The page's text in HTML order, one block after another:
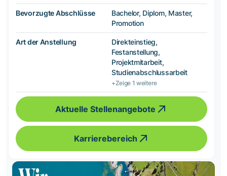
Bevorzugte Abschlüsse
Bachelor, Diplom, Master,
Promotion
Art der Anstellung
Direkteinstieg,
Festanstellung,
Projektmitarbeit,
Studienabschlussarbeit
+Zeige 1 weitere
Aktuelle Stellenangebote
Karrierebereich